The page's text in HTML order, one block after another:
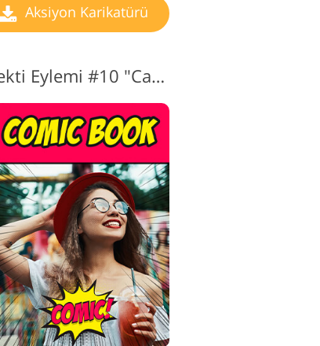
Aksiyon Karikatürü
Photoshop Karikatür Efekti Eylemi #10 "Cartoon Strip"